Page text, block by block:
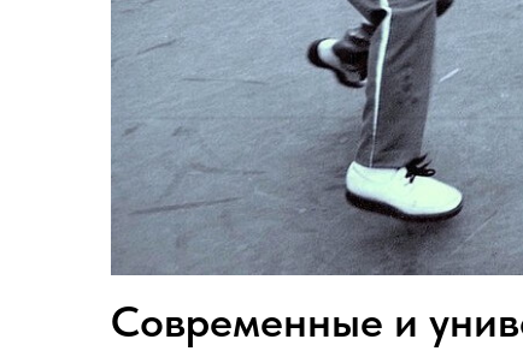
Современные и